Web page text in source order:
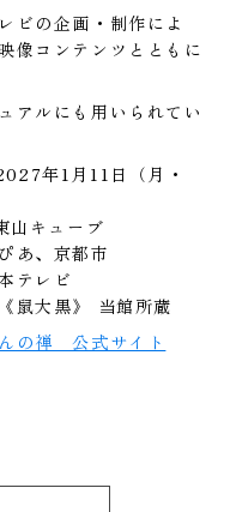
ビの企画・制作によ
像コンテンツとともに
アルにも用いられてい
年1月11日（月・
山キューブ
あ、京都市
テレビ
鼠大黒》 当館所蔵
の禅 公式サイト